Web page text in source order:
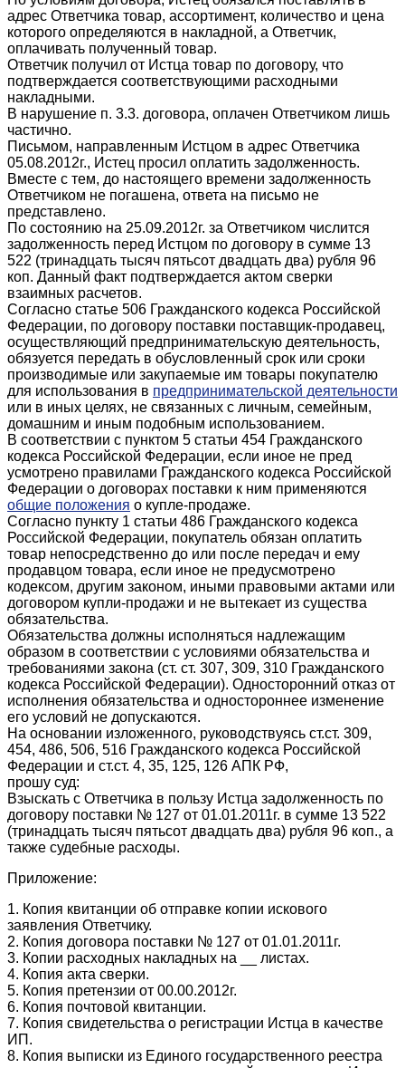
адрес Ответчика товар, ассортимент, количество и цена
которого определяются в накладной, а Ответчик,
оплачивать полученный товар.
Ответчик получил от Истца товар по договору, что
подтверждается соответствующими расходными
накладными.
В нарушение п. 3.3. договора, оплачен Ответчиком лишь
частично.
Письмом, направленным Истцом в адрес Ответчика
05.08.2012г., Истец просил оплатить задолженность.
Вместе с тем, до настоящего времени задолженность
Ответчиком не погашена, ответа на письмо не
представлено.
По состоянию на 25.09.2012г. за Ответчиком числится
задолженность перед Истцом по договору в сумме 13
522 (тринадцать тысяч пятьсот двадцать два) рубля 96
коп. Данный факт подтверждается актом сверки
взаимных расчетов.
Согласно статье 506 Гражданского кодекса Российской
Федерации, по договору поставки поставщик-продавец,
осуществляющий предпринимательскую деятельность,
обязуется передать в обусловленный срок или сроки
производимые или закупаемые им товары покупателю
для использования в предпринимательской деятельности
или в иных целях, не связанных с личным, семейным,
домашним и иным подобным использованием.
В соответствии с пунктом 5 статьи 454 Гражданского
кодекса Российской Федерации, если иное не пред
усмотрено правилами Гражданского кодекса Российской
Федерации о договорах поставки к ним применяются
общие положения о купле-продаже.
Согласно пункту 1 статьи 486 Гражданского кодекса
Российской Федерации, покупатель обязан оплатить
товар непосредственно до или после передач и ему
продавцом товара, если иное не предусмотрено
кодексом, другим законом, иными правовыми актами или
договором купли-продажи и не вытекает из существа
обязательства.
Обязательства должны исполняться надлежащим
образом в соответствии с условиями обязательства и
требованиями закона (ст. ст. 307, 309, 310 Гражданского
кодекса Российской Федерации). Односторонний отказ от
исполнения обязательства и одностороннее изменение
его условий не допускаются.
На основании изложенного, руководствуясь ст.ст. 309,
454, 486, 506, 516 Гражданского кодекса Российской
Федерации и ст.ст. 4, 35, 125, 126 АПК РФ,
прошу суд:
Взыскать с Ответчика в пользу Истца задолженность по
договору поставки № 127 от 01.01.2011г. в сумме 13 522
(тринадцать тысяч пятьсот двадцать два) рубля 96 коп., а
также судебные расходы.
Приложение:
1. Копия квитанции об отправке копии искового
заявления Ответчику.
2. Копия договора поставки № 127 от 01.01.2011г.
3. Копии расходных накладных на __ листах.
4. Копия акта сверки.
5. Копия претензии от 00.00.2012г.
6. Копия почтовой квитанции.
7. Копия свидетельства о регистрации Истца в качестве
ИП.
8. Копия выписки из Единого государственного реестра